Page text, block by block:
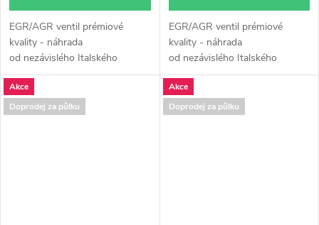
EGR/AGR ventil prémiové
kvality - náhrada
od nezávislého Italského
výrobce Turborail s.r.l.
EGR/AGR ventil prémiové
kvality - náhrada
od nezávislého Italského
výrobce Turborail s.r.l.
Akce
Doprodej za půlku
Akce
Doprodej za půlku